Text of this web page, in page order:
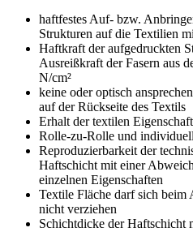
haftfestes Auf- bzw.
Strukturen auf die Textilien
Haftkraft der aufgedruckten
Ausreißkraft der Fasern aus
N/cm²
keine oder optisch
auf der Rückseite des Textils
Erhalt der textilen
Rolle-zu-Rolle und
Reproduzierbarkeit der
Haftschicht mit einer
einzelnen Eigenschaften
Textile Fläche darf sich
nicht verziehen
Schichtdicke der Haftschicht